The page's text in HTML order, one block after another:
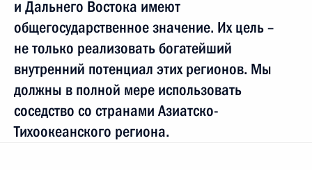
и Дальнего Востока имеют
общегосударственное значение. Их цель –
не только реализовать богатейший
внутренний потенциал этих регионов. Мы
должны в полной мере использовать
соседство со странами Азиатско-
Тихоокеанского региона.